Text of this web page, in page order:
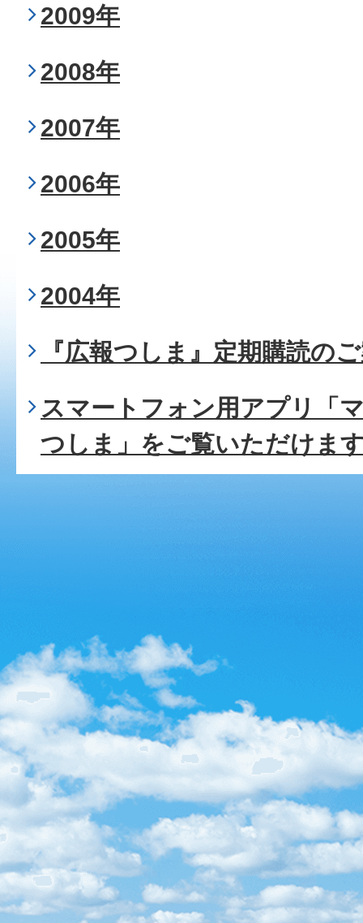
2009年
2008年
2007年
2006年
2005年
2004年
『広報つしま』定期購読の
スマートフォン用アプリ「
つしま」をご覧いただけま